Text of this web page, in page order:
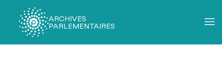
ARCHIVES
PARLEMENTAIRES